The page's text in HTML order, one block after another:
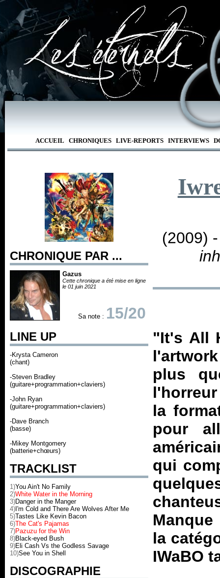
ACCUEIL CHRONIQUES LIVE-REPORTS INTERVIEWS
CHRONIQUE PAR ...
Gazus
Cette chronique a été mise en ligne
le 01 juin 2021
Sa note : 15/20
LINE UP
-Krysta Cameron
(chant)
-Steven Bradley
(guitare+programmation+claviers)
-John Ryan
(guitare+programmation+claviers)
-Dave Branch
(basse)
-Mikey Montgomery
(batterie+chœurs)
TRACKLIST
1)You Ain't No Family
2)White Water in the Morning
3)Danger in the Manger
4) I'm Cold and There Are Wolves After Me
5)Tastes Like Kevin Bacon
6)The Cat's Pajamas
7)Pazuzu for the Win
8)Black-eyed Bush
9)Eli Cash Vs the Godless Savage
10)See You in Shell
DISCOGRAPHIE
(2009)
"It's All
plus
la
pour
qui
la
IWaBO